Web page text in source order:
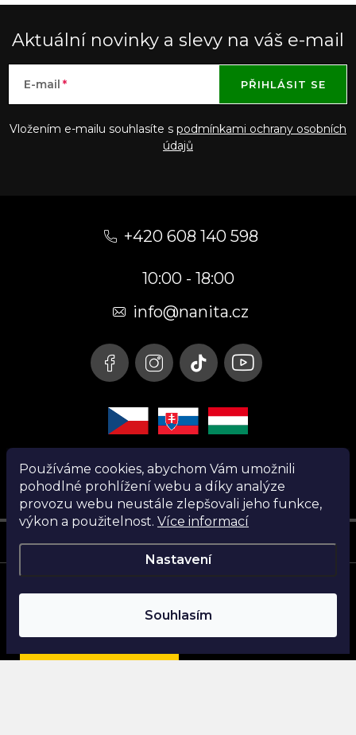
Používáme cookies, abychom Vám umožnili
pohodlné prohlížení webu a díky analýze
provozu webu neustále zlepšovali jeho funkce,
výkon a použitelnost. Více informací
Nastavení
Souhlasím
Aktuální novinky a slevy na váš e-mail
E-mail
Vložením e-mailu souhlasíte s podmínkami ochrany osobních
údajů
PŘIHLÁSIT SE
+420 608 140 598
10:00 - 18:00
info@nanita.cz
Instagram
Copyright 2026Nanita.cz. Všechna práva vyhrazena.
Najdi si parfém